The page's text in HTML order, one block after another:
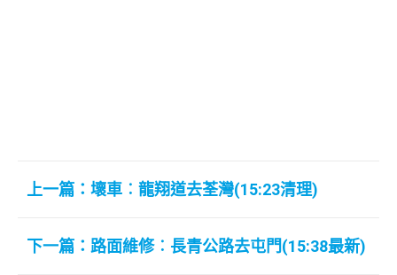
上一篇：壞車︰龍翔道去荃灣(15:23清理)
下一篇：路面維修︰長青公路去屯門(15:38最新)